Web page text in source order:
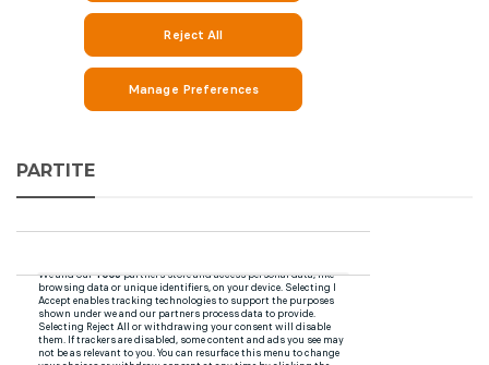
PARTITE